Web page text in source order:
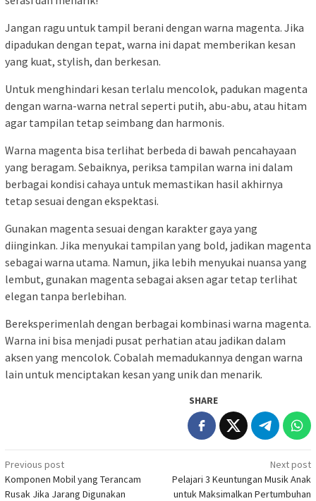
Jangan ragu untuk tampil berani dengan warna magenta. Jika
dipadukan dengan tepat, warna ini dapat memberikan kesan
yang kuat, stylish, dan berkesan.
Untuk menghindari kesan terlalu mencolok, padukan magenta
dengan warna-warna netral seperti putih, abu-abu, atau hitam
agar tampilan tetap seimbang dan harmonis.
Warna magenta bisa terlihat berbeda di bawah pencahayaan
yang beragam. Sebaiknya, periksa tampilan warna ini dalam
berbagai kondisi cahaya untuk memastikan hasil akhirnya
tetap sesuai dengan ekspektasi.
Gunakan magenta sesuai dengan karakter gaya yang
diinginkan. Jika menyukai tampilan yang bold, jadikan magenta
sebagai warna utama. Namun, jika lebih menyukai nuansa yang
lembut, gunakan magenta sebagai aksen agar tetap terlihat
elegan tanpa berlebihan.
Bereksperimenlah dengan berbagai kombinasi warna magenta.
Warna ini bisa menjadi pusat perhatian atau jadikan dalam
aksen yang mencolok. Cobalah memadukannya dengan warna
lain untuk menciptakan kesan yang unik dan menarik.
SHARE
Post
navigation
Previous post
Komponen Mobil yang Terancam
Rusak Jika Jarang Digunakan
Next post
Pelajari 3 Keuntungan Musik Anak
untuk Maksimalkan Pertumbuhan